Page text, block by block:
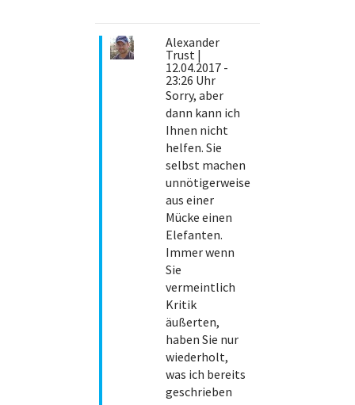
Alexander
Trust |
12.04.2017 -
23:26 Uhr
Sorry, aber
dann kann ich
Ihnen nicht
helfen. Sie
selbst machen
unnötigerweise
aus einer
Mücke einen
Elefanten.
Immer wenn
Sie
vermeintlich
Kritik
äußerten,
haben Sie nur
wiederholt,
was ich bereits
geschrieben